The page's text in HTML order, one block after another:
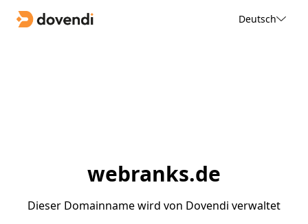
Deutsch
webranks.de
Dieser Domainname wird von Dovendi verwaltet